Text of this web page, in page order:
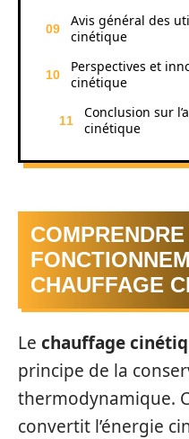
Avis général des
cinétique
Perspectives et
cinétique
Conclusion sur
cinétique
CHAUFFAGE
Le chauffage
principe de la
thermodynamique.
convertit l’énergie